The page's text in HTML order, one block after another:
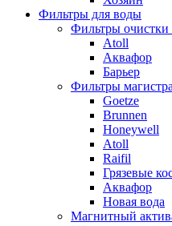
Фильтры для воды
Фильтры очистки
Atoll
Аквафор
Барьер
Фильтры
Goetze
Brunnen
Honeywell
Atoll
Raifil
Грязевые
Аквафор
Новая вода
Магнитный